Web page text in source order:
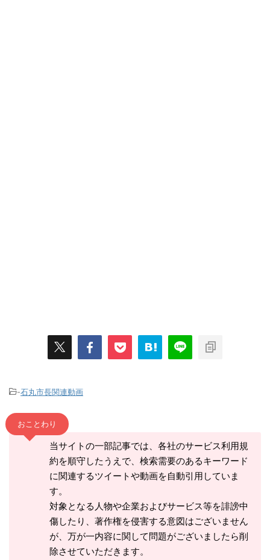
-石丸市長関連動画
おことわり
当サイトの一部記事では、各社のサービス利用規
約を順守したうえで、検索需要のあるキーワード
に関連するツイートや動画を自動引用していま
す。
対象となる人物や企業およびサービス等を誹謗中
傷したり、著作権を侵害する意図はございません
が、万が一内容に関して問題がございましたら削
除させていただきます。